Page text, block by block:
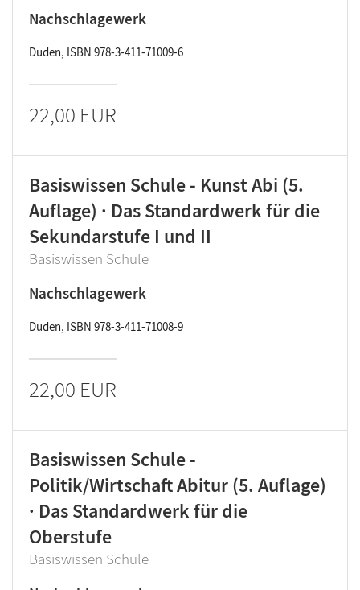
Nachschlagewerk
Duden, ISBN 978-3-411-71009-6
22,00 EUR
Basiswissen Schule - Kunst Abi (5.
Auflage) · Das Standardwerk für die
Sekundarstufe I und II
Basiswissen Schule
Nachschlagewerk
Duden, ISBN 978-3-411-71008-9
22,00 EUR
Basiswissen Schule -
Politik/Wirtschaft Abitur (5. Auflage)
· Das Standardwerk für die
Oberstufe
Basiswissen Schule